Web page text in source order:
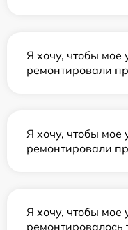
Я хочу, чтобы мое
ремонтировали
Я хочу, чтобы мое
ремонтировали
Я хочу, чтобы мое